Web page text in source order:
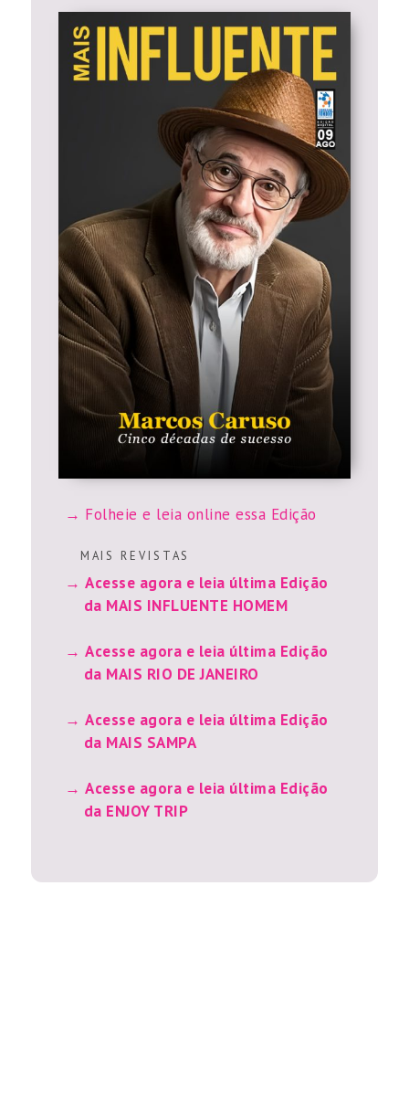
Folheie e leia online essa Edição
M A I S R E V I S T A S
Acesse agora e leia última Edição
da MAIS INFLUENTE HOMEM
Acesse agora e leia última Edição
da MAIS RIO DE JANEIRO
Acesse agora e leia última Edição
da MAIS SAMPA
Acesse agora e leia última Edição
da ENJOY TRIP